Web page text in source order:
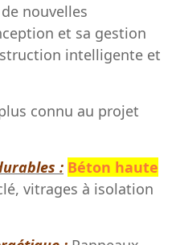
nouvelles
et sa gestion
intelligente et
connu au projet
: Béton haute
vitrages à isolation